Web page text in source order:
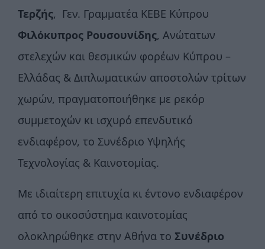
Τερζής, Γεν. Γραμματέα ΚΕΒΕ Κύπρου
Φιλόκυπρος Ρουσουνίδης, Ανώτατων
στελεχών και θεσμικών φορέων Κύπρου –
Ελλάδας & Διπλωματικών αποστολών τρίτων
χωρών, πραγματοποιήθηκε με ρεκόρ
συμμετοχών κι ισχυρό επενδυτικό
ενδιαφέρον, το Συνέδριο Υψηλής
Τεχνολογίας & Καινοτομίας.
Με ιδιαίτερη επιτυχία κι έντονο ενδιαφέρον
από το οικοσύστημα καινοτομίας
ολοκληρώθηκε στην Αθήνα το Συνέδριο